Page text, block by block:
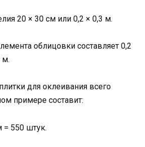
20 × 30 см или 0,2 × 0,3 м.
облицовки составляет 0,2
м.
для оклеивания всего
примере составит:
= 550 штук.